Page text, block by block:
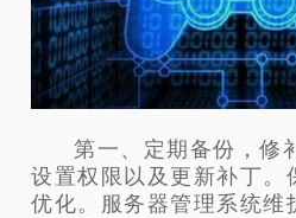
第一、定期备份，修
设置权限以及更新补丁。
优化。服务器管理系统维